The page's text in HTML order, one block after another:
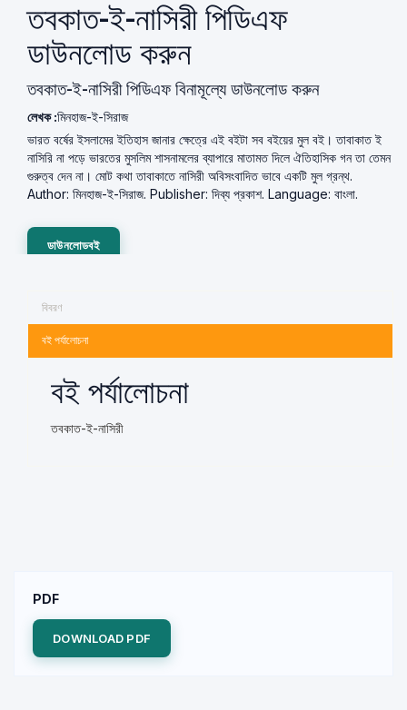
তবকাত-ই-নাসিরী পিডিএফ
ডাউনলোড করুন
তবকাত-ই-নাসিরী পিডিএফ বিনামূল্যে ডাউনলোড করুন
লেখক :মিনহাজ-ই-সিরাজ
ভারত বর্ষের ইসলামের ইতিহাস জানার ক্ষেত্রে এই বইটা সব বইয়ের মুল বই। তাবাকাত ই
নাসিরি না পড়ে ভারতের মুসলিম শাসনামলের ব্যাপারে মাতামত দিলে ঐতিহাসিক গন তা তেমন
গুরুত্ব দেন না। মোট কথা তাবাকাতে নাসিরী অবিসংবাদিত ভাবে একটি মুল গ্রন্থ.
Author: মিনহাজ-ই-সিরাজ. Publisher: দিব্য প্রকাশ. Language: বাংলা.
ডাউনলোডবই
বিবরণ
বই পর্যালোচনা
বই পর্যালোচনা
তবকাত-ই-নাসিরী
PDF
DOWNLOAD PDF